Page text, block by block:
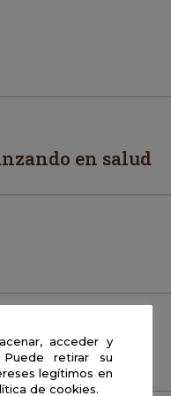
en salud
acceder y
retirar su
legítimos en
de cookies.